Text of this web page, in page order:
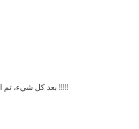
بعد كل شيء، تم الحصول على المعلومات، وسنحاول أن نرسل لك الاقتراح للتأكيد في غضون أسبوع واحد !!!!!